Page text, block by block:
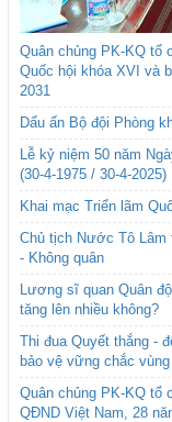
Quân chủng PK-KQ tổ
Quốc hội khóa XVI và
2031
Dấu ấn Bộ đội Phòng
Lễ kỷ niệm 50 năm
(30-4-1975 / 30-4-2025)
Khai mạc Triển lãm
Chủ tịch Nước Tô Lâm
- Không quân
Lương sĩ quan Quân
tăng lên nhiều không?
Thi đua Quyết thắng -
bảo vệ vững chắc
Quân chủng PK-KQ tổ
QĐND Việt Nam, 28